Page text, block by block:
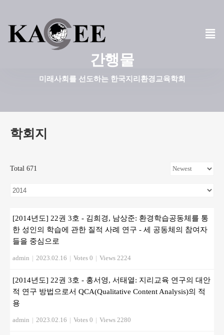
콘
텐
기
간행물
미래사회를 선도하는 한국지리환경교육학회
학회지
Total 671
[2014년도] 22권 3호 - 김희경, 남상준: 환경학습공동체를 통
한 성인의 학습에 관한 질적 사례 연구 - 세 공동체의 참여자
들을 중심으로
admin | 2023.02.16 | Votes 0 | Views 2224
[2014년도] 22권 3호 - 홍서영, 서태열: 지리교육 연구의 대안
적 연구 방법으로서 QCA(Qualitative Content Analysis)의 적
용
admin | 2023.02.16 | Votes 0 | Views 2280